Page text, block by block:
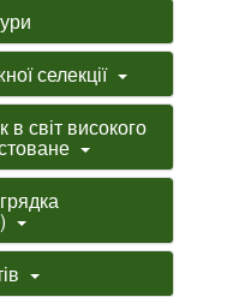
селекції
світ високого